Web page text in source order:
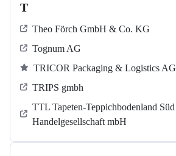
T
Theo Förch GmbH & Co. KG
Tognum AG
TRICOR Packaging & Logistics AG
TRIPS gmbh
TTL Tapeten-Teppichbodenland Süd
Handelgesellschaft mbH